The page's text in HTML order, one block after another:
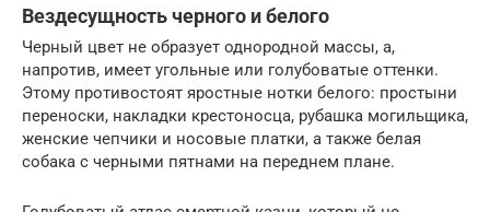
Вездесущность черного и белого
Черный цвет не образует однородной массы, а,
напротив, имеет угольные или голубоватые оттенки.
Этому противостоят яростные нотки белого: простыни
переноски, накладки крестоносца, рубашка могильщика,
женские чепчики и носовые платки, а также белая
собака с черными пятнами на переднем плане.